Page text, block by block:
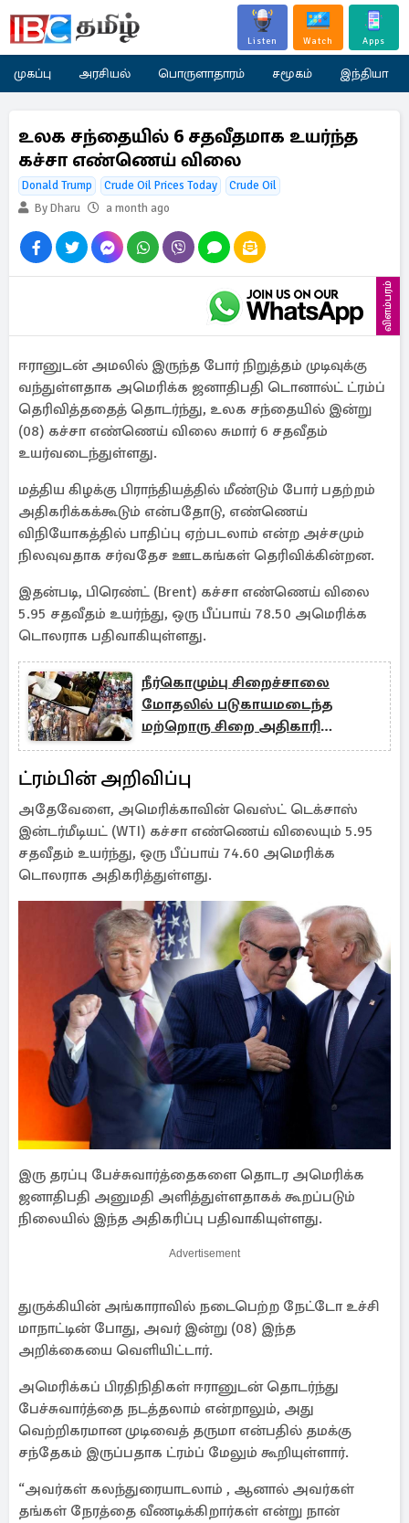
Listen Watch Apps
முகப்பு அரசியல் பொருளாதாரம் சமூகம் இந்தியா
உலக சந்தையில் 6 சதவீதமாக உயர்ந்த
கச்சா எண்ணெய் விலை
Donald Trump Crude Oil Prices Today
Crude Oil
By Dharu
a month ago
விளம்பரம்
ஈரானுடன் அமலில் இருந்த போர் நிறுத்தம் முடிவுக்கு
வந்துள்ளதாக அமெரிக்க ஜனாதிபதி டொனால்ட் ட்ரம்ப்
தெரிவித்ததைத் தொடர்ந்து, உலக சந்தையில் இன்று
(08) கச்சா எண்ணெய் விலை சுமார் 6 சதவீதம்
உயர்வடைந்துள்ளது.
மத்திய கிழக்கு பிராந்தியத்தில் மீண்டும் போர் பதற்றம்
அதிகரிக்கக்கூடும் என்பதோடு, எண்ணெய்
விநியோகத்தில் பாதிப்பு ஏற்படலாம் என்ற அச்சமும்
நிலவுவதாக சர்வதேச ஊடகங்கள் தெரிவிக்கின்றன.
இதன்படி, பிரெண்ட் (Brent) கச்சா எண்ணெய் விலை
5.95 சதவீதம் உயர்ந்து, ஒரு பீப்பாய் 78.50 அமெரிக்க
டொலராக பதிவாகியுள்ளது.
நீர்கொழும்பு சிறைச்சாலை
மோதலில் படுகாயமடைந்த
மற்றொரு சிறை அதிகாரி
உயிரிழப்பு
ட்ரம்பின் அறிவிப்பு
அதேவேளை, அமெரிக்காவின் வெஸ்ட் டெக்சாஸ்
இன்டர்மீடியட் (WTI) கச்சா எண்ணெய் விலையும் 5.95
சதவீதம் உயர்ந்து, ஒரு பீப்பாய் 74.60 அமெரிக்க
டொலராக அதிகரித்துள்ளது.
இரு தரப்பு பேச்சுவார்த்தைகளை தொடர அமெரிக்க
ஜனாதிபதி அனுமதி அளித்துள்ளதாகக் கூறப்படும்
நிலையில் இந்த அதிகரிப்பு பதிவாகியுள்ளது.
Advertisement
துருக்கியின் அங்காராவில் நடைபெற்ற நேட்டோ உச்சி
மாநாட்டின் போது, ​​அவர் இன்று (08) இந்த
அறிக்கையை வெளியிட்டார்.
அமெரிக்கப் பிரதிநிதிகள் ஈரானுடன் தொடர்ந்து
பேச்சுவார்த்தை நடத்தலாம் என்றாலும், அது
வெற்றிகரமான முடிவைத் தருமா என்பதில் தமக்கு
சந்தேகம் இருப்பதாக ட்ரம்ப் மேலும் கூறியுள்ளார்.
“அவர்கள் கலந்துரையாடலாம் , ஆனால் அவர்கள்
தங்கள் நேரத்தை வீணடிக்கிறார்கள் என்று நான்